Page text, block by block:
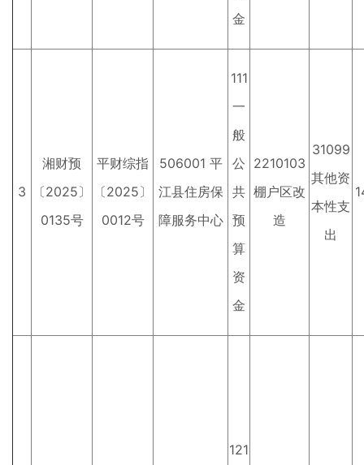
金
3
湘财预
〔2025〕
0135号
平财综指
〔2025〕
0012号
506001 平
江县住房保
障服务中心
111
一
般
公
共
预
算
资
金
2210103
棚户区改
造
31099
其他资
本性支
出
121